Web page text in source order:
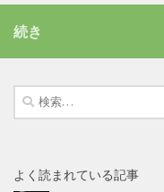
続き
検
索:
よく読まれている記事